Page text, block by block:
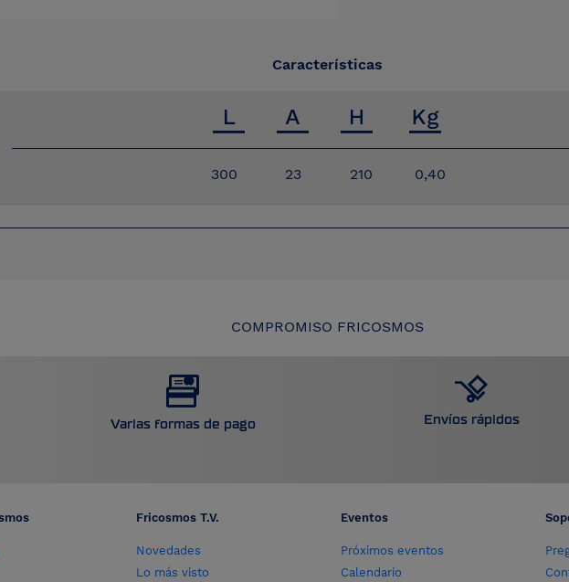
Características
300
23 210 0,40
COMPROMISO FRICOSMOS
Varias formas de pago Envíos rápidos
Fricosmos T.V.
Novedades
Lo más visto
Eventos
Próximos eventos
Calendario